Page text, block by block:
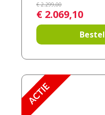
€ 2.299,00
€ 2.069,10